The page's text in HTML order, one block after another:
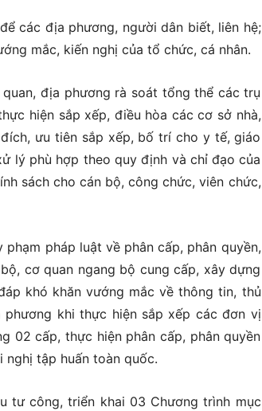
các địa phương, người dân biết, liên hệ;
mắc, kiến nghị của tổ chức, cá nhân.
địa phương rà soát tổng thể các trụ
hiện sắp xếp, điều hòa các cơ sở nhà,
ưu tiên sắp xếp, bố trí cho y tế, giáo
lý phù hợp theo quy định và chỉ đạo của
sách cho cán bộ, công chức, viên chức,
pháp luật về phân cấp, phân quyền,
cơ quan ngang bộ cung cấp, xây dựng
khó khăn vướng mắc về thông tin, thủ
khi thực hiện sắp xếp các đơn vị
02 cấp, thực hiện phân cấp, phân quyền
nghị tập huấn toàn quốc.
tư công, triển khai 03 Chương trình mục